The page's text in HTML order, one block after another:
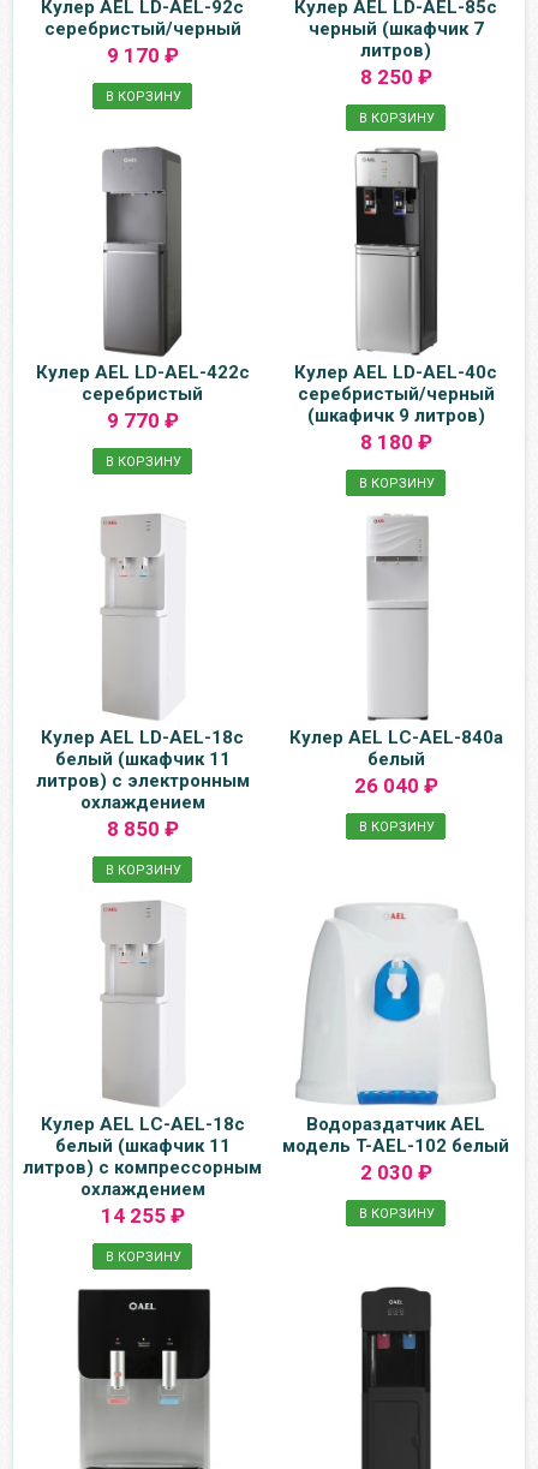
Кулер AEL LD-AEL-92c
серебристый/черный
9 170 ₽
В КОРЗИНУ
Кулер AEL LD-AEL-85c
черный (шкафчик 7
литров)
8 250 ₽
В КОРЗИНУ
Кулер AEL LD-AEL-422c
серебристый
9 770 ₽
В КОРЗИНУ
Кулер AEL LD-AEL-40c
серебристый/черный
(шкафичк 9 литров)
8 180 ₽
В КОРЗИНУ
Кулер AEL LD-AEL-18c
белый (шкафчик 11
литров) с электронным
охлаждением
8 850 ₽
В КОРЗИНУ
Кулер AEL LC-AEL-840a
белый
26 040 ₽
В КОРЗИНУ
Кулер AEL LC-AEL-18c
белый (шкафчик 11
литров) с компрессорным
охлаждением
14 255 ₽
В КОРЗИНУ
Водораздатчик AEL
модель T-AEL-102 белый
2 030 ₽
В КОРЗИНУ